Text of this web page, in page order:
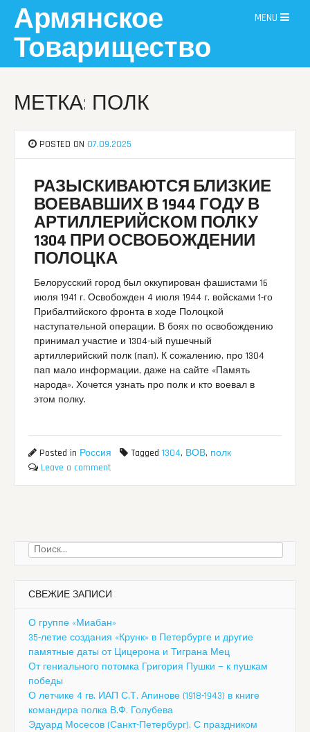
content
Армянское
Товарищество
MENU
МЕТКА: ПОЛК
POSTED ON 07.09.2025
РАЗЫСКИВАЮТСЯ БЛИЗКИЕ
ВОЕВАВШИХ В 1944 ГОДУ В
АРТИЛЛЕРИЙСКОМ ПОЛКУ
1304 ПРИ ОСВОБОЖДЕНИИ
ПОЛОЦКА
Белорусский город был оккупирован фашистами 16
июля 1941 г. Освобожден 4 июля 1944 г. войсками 1-го
Прибалтийского фронта в ходе Полоцкой
наступательной операции. В боях по освобождению
принимал участие и 1304-ый пушечный
артиллерийский полк (пап). К сожалению, про 1304
пап мало информации, даже на сайте «Память
народа». Хочется узнать про полк и кто воевал в
этом полку.
Posted in Россия Tagged1304, ВОВ, полк
Leave a comment
Найти:
СВЕЖИЕ ЗАПИСИ
О группе «Миабан»
35-летие создания «Крунк» в Петербурге и другие
памятные даты от Цицерона и Тиграна Мец
От гениального потомка Григория Пушки — к пушкам
победы
О летчике 4 гв. ИАП С.Т. Апинове (1918-1943) в книге
командира полка В.Ф. Голубева
Эдуард Мосесов (Санкт-Петербург). С праздником